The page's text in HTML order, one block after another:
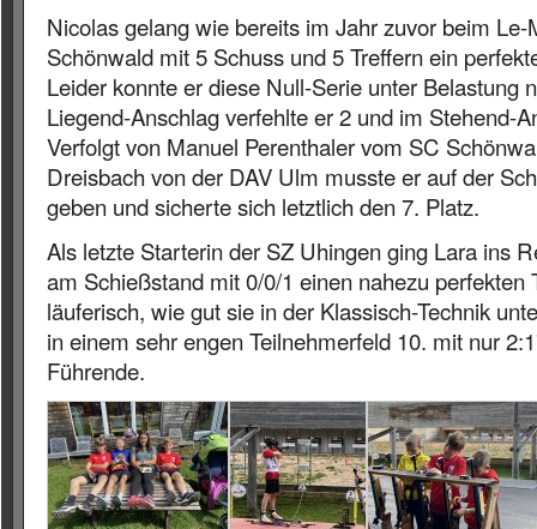
Nicolas gelang wie bereits im Jahr zuvor beim Le-
Schönwald mit 5 Schuss und 5 Treffern ein
Leider konnte er diese Null-Serie unter Belastung
Liegend-Anschlag verfehlte er 2 und im Stehend-
Verfolgt von Manuel Perenthaler vom SC
Dreisbach von der DAV Ulm musste er auf der
geben und sicherte sich letztlich den 7. Platz.
Als letzte Starterin der SZ Uhingen ging Lara ins
am Schießstand mit 0/0/1 einen nahezu perfekten
läuferisch, wie gut sie in der Klassisch-Technik
in einem sehr engen Teilnehmerfeld 10. mit nur
Führende.